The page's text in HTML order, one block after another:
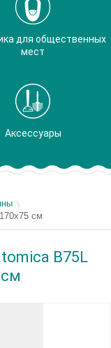
для общественных
мест
Аксессуары
см
B75L